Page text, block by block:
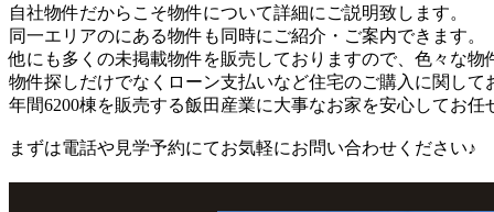
自社物件だからこそ物件について詳細にご説明致します。
同一エリアのにある物件も同時にご紹介・ご案内できます。
他にも多くの未掲載物件を販売しておりますので、色々な物
物件探しだけでなくローン支払いなど住宅のご購入に関して
年間6200棟を販売する飯田産業に大事なお家を安心してお任
まずは電話や見学予約にてお気軽にお問い合わせください♪